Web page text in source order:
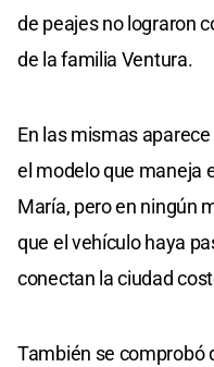
de peajes no lograron
de la familia Ventura.
En las mismas
el modelo que maneja
María, pero en ningún
que el vehículo haya
conectan la ciudad
También se comprobó